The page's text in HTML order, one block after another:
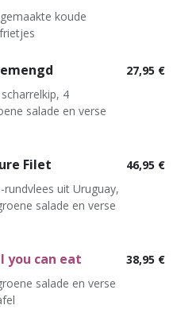
koude
27,95 €
4
salade en verse
Filet
46,95 €
uit Uruguay,
salade en verse
you can eat
38,95 €
salade en verse